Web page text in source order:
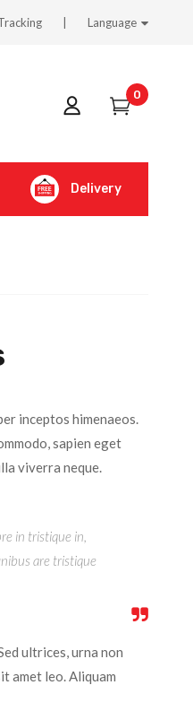
Language
0
Delivery
inceptos himenaeos.
sapien eget
viverra neque.
in tristique in,
are tristique
ultrices, urna non
amet leo. Aliquam